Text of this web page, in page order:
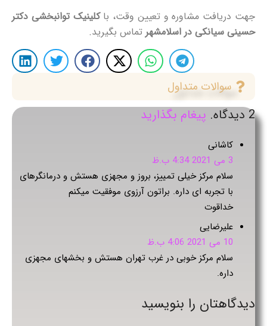
جهت دریافت مشاوره و تعیین وقت، باکلینیک توانبخشی دکتر
حسینی سیانکی در اسلامشهر تماس بگیرید.
سوالات متداول
2 دیدگاه. پیغام بگذارید
کاشانی
3 می 2021 4:34 ب.ظ
سلام مرکز خیلی تمییز، بروز و مجهزی هستش و درمانگرهای
با تجربه ای داره. براتون آرزوی موفقیت میکنم
خداقوت
علیرضایی
10 می 2021 4:06 ب.ظ
سلام مرکز خوبی در غرب تهران هستش و بخشهای مجهزی
داره.
دیدگاهتان را بنویسید